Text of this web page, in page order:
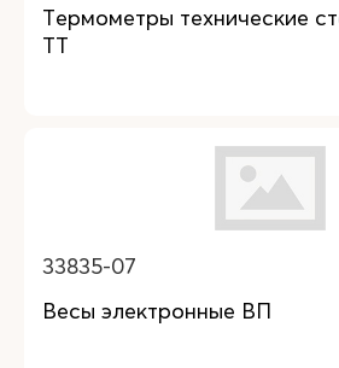
Термометры технические
ТТ
33835-07
Весы электронные ВП